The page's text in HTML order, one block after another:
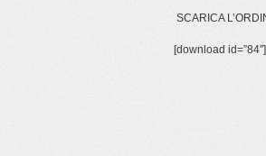
SCARICA
[download id=”84″]